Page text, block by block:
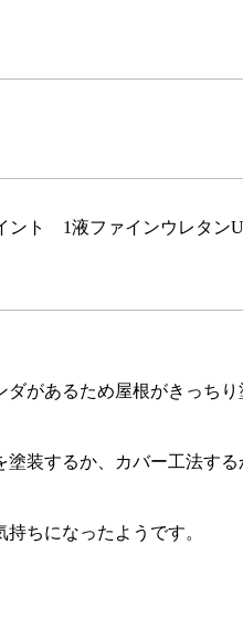
ト 1液ファインウレタン
があるため屋根がきっち
装するか、カバー工法す
ちになったようです。